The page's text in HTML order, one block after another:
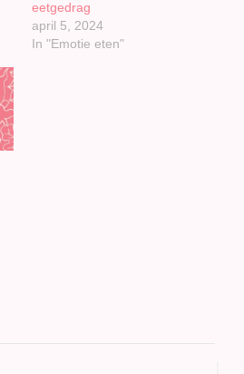
eetgedrag
april 5, 2024
In "Emotie eten"